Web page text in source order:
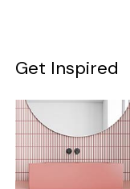
Get Inspired